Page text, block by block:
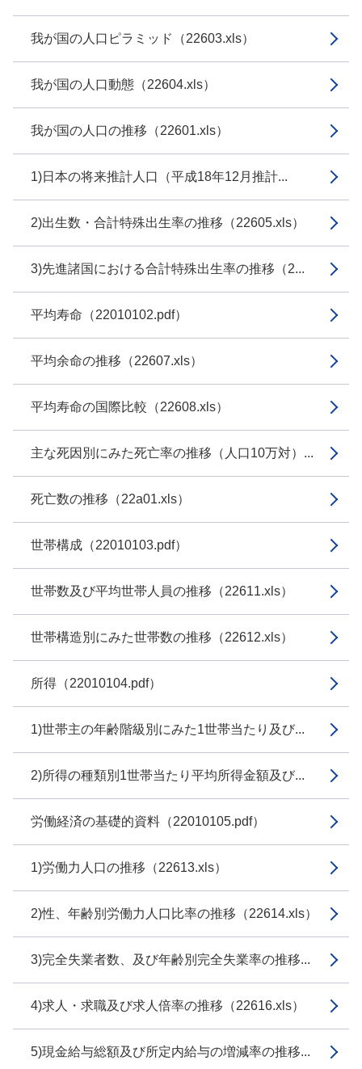
我が国の人口ピラミッド（22603.xls）
我が国の人口動態（22604.xls）
我が国の人口の推移（22601.xls）
1)日本の将来推計人口（平成18年12月推計...
2)出生数・合計特殊出生率の推移（22605.xls）
3)先進諸国における合計特殊出生率の推移（2...
平均寿命（22010102.pdf）
平均余命の推移（22607.xls）
平均寿命の国際比較（22608.xls）
主な死因別にみた死亡率の推移（人口10万対）...
死亡数の推移（22a01.xls）
世帯構成（22010103.pdf）
世帯数及び平均世帯人員の推移（22611.xls）
世帯構造別にみた世帯数の推移（22612.xls）
所得（22010104.pdf）
1)世帯主の年齢階級別にみた1世帯当たり及び...
2)所得の種類別1世帯当たり平均所得金額及び...
労働経済の基礎的資料（22010105.pdf）
1)労働力人口の推移（22613.xls）
2)性、年齢別労働力人口比率の推移（22614.xls）
3)完全失業者数、及び年齢別完全失業率の推移...
4)求人・求職及び求人倍率の推移（22616.xls）
5)現金給与総額及び所定内給与の増減率の推移...